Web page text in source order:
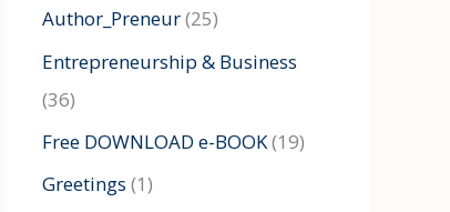
f
o
r
:
Author_Preneur(25)
Entrepreneurship & Business
(36)
Free DOWNLOAD e-BOOK(19)
Greetings (1)